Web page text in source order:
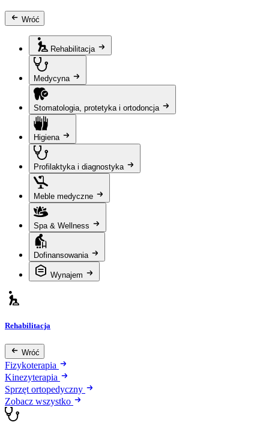
Wróć
Rehabilitacja
Medycyna
Stomatologia, protetyka i ortodoncja
Higiena
Profilaktyka i diagnostyka
Meble medyczne
Spa & Wellness
Dofinansowania
Wynajem
Rehabilitacja
Wróć
Fizykoterapia
Kinezyterapia
Sprzęt ortopedyczny
Zobacz wszystko